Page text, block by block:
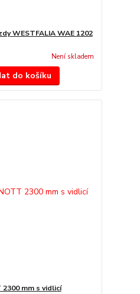
WESTFALIA WAE 1202
Není skladem
do košíku
mm s vidlicí